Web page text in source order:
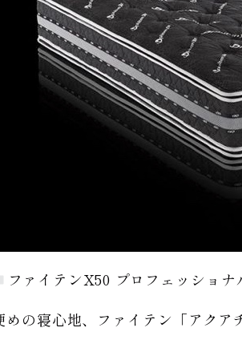
ファイテンX50 プロフェッショ
めの寝心地、ファイテン「アクア